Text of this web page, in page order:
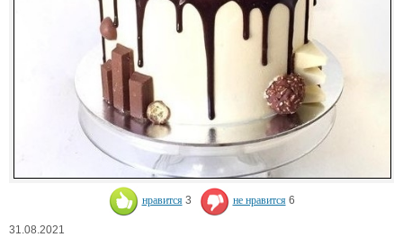
нравится 3 не нравится 6
31.08.2021